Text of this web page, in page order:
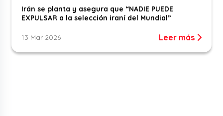
Irán se planta y asegura que “NADIE PUEDE
EXPULSAR a la selección iraní del Mundial”
13 Mar 2026 Leer más